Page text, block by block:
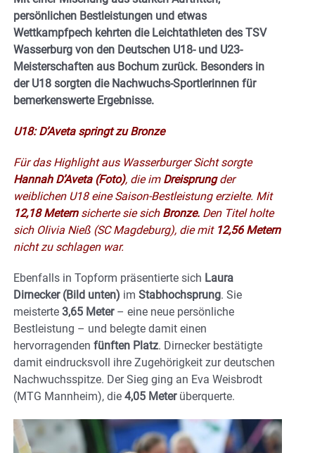
persönlichen Bestleistungen und etwas
Wettkampfpech kehrten die Leichtathleten des TSV
Wasserburg von den Deutschen U18- und U23-
Meisterschaften aus Bochum zurück. Besonders in
der U18 sorgten die Nachwuchs-Sportlerinnen für
bemerkenswerte Ergebnisse.
U18: D’Aveta springt zu Bronze
Für das Highlight aus Wasserburger Sicht sorgte
Hannah D’Aveta (Foto), die im Dreisprungder
weiblichen U18 eine Saison-Bestleistung erzielte. Mit
12,18 Meternsicherte sie sich Bronze. Den Titel holte
sich Olivia Nieß (SC Magdeburg), die mit 12,56 Metern
nicht zu schlagen war.
Ebenfalls in Topform präsentierte sich Laura
Dirnecker (Bild unten) im Stabhochsprung. Sie
meisterte 3,65 Meter– eine neue persönliche
Bestleistung – und belegte damit einen
hervorragenden fünften Platz. Dirnecker bestätigte
damit eindrucksvoll ihre Zugehörigkeit zur deutschen
Nachwuchsspitze. Der Sieg ging an Eva Weisbrodt
(MTG Mannheim), die 4,05 Meterüberquerte.